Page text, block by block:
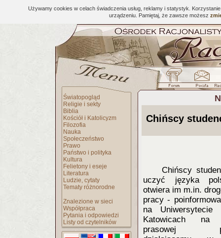
Używamy cookies w celach świadczenia usług, reklamy i statystyk.
urządzeniu. Pamiętaj, że zawsze możesz
Światopogląd
Religie i sekty
Biblia
Kościół i Katolicyzm
Filozofia
Nauka
Społeczeństwo
Prawo
Państwo i polityka
Kultura
Felietony i eseje
Literatura
Ludzie, cytaty
Tematy różnorodne
Znalezione w sieci
Współpraca
Pytania i odpowiedzi
Listy od czytelników
Chińscy
Chińscy
uczyć języka
otwiera im m.in.
pracy -
na Uniwersytecie
Katowicach na
prasowej